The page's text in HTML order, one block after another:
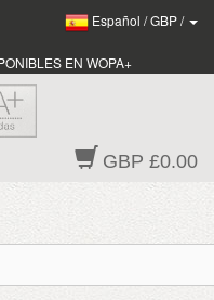
Español /GBP/
EN WOPA+
GBP £0.00